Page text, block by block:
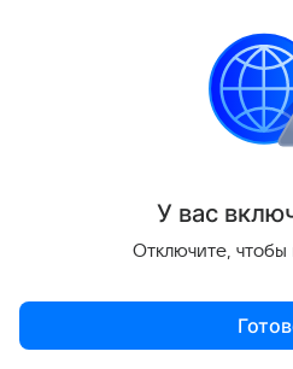
У вас
Отключите, чтобы